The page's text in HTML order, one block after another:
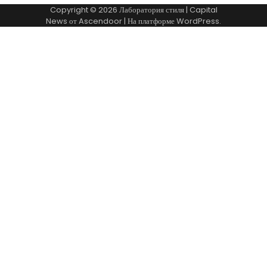
Copyright © 2026 Лаборатория стиля| Capital
News отAscendoor | На платформеWordPress.